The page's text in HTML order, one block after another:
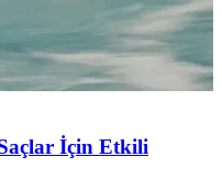
Saçlar İçin Etkili